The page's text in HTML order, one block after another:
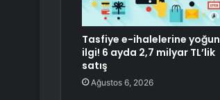
Tasfiye e-ihalelerine yoğun
ilgi! 6 ayda 2,7 milyar TL’lik
satış
Ağustos 6, 2026